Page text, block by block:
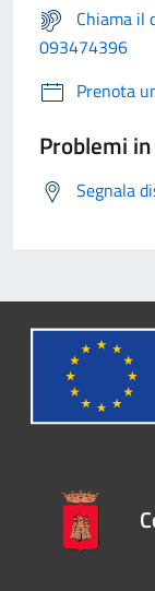
Chiama il
093474396
Prenota
Problemi
Segnala